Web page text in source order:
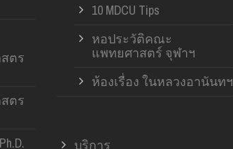
ตร
ตร
10 MDCU Tips
หอประวัติคณะ
แพทยศาสตร์ จุฬาฯ
ห้องเรื่อง ในหลวงอานันทฯ
บริการ